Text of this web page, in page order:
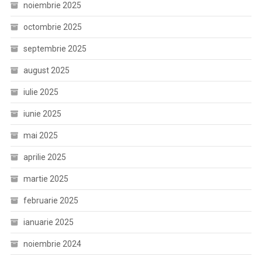
noiembrie 2025
octombrie 2025
septembrie 2025
august 2025
iulie 2025
iunie 2025
mai 2025
aprilie 2025
martie 2025
februarie 2025
ianuarie 2025
noiembrie 2024